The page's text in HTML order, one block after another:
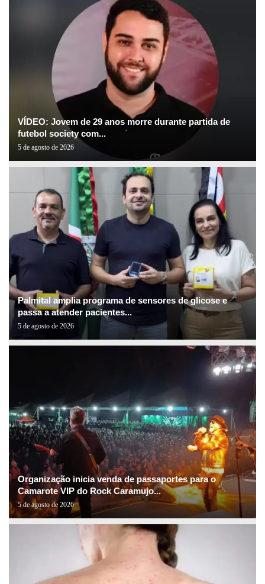
VÍDEO: Jovem de 29 anos morre durante partida de
futebol society com...
5 de agosto de 2026
Palmital amplia programa de sensores de glicose e
passa a atender pacientes...
5 de agosto de 2026
Organização inicia venda de passaportes para o
Camarote VIP do Rock Caramujo...
5 de agosto de 2026